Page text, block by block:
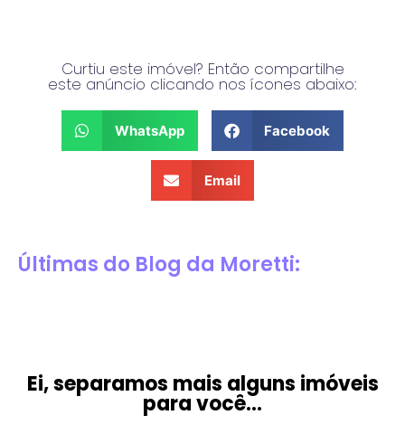
Curtiu este imóvel? Então compartilhe
este anúncio clicando nos ícones abaixo:
WhatsApp Facebook
Email
Últimas do Blog da Moretti:
Ei, separamos mais alguns imóveis
para você...